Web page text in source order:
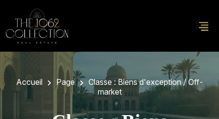
Accueil Page Classe :Biens d'exception / Off-
market